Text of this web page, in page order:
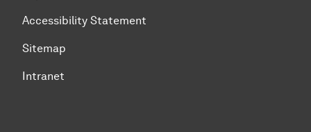
Accessibility Statement
Sitemap
Intranet